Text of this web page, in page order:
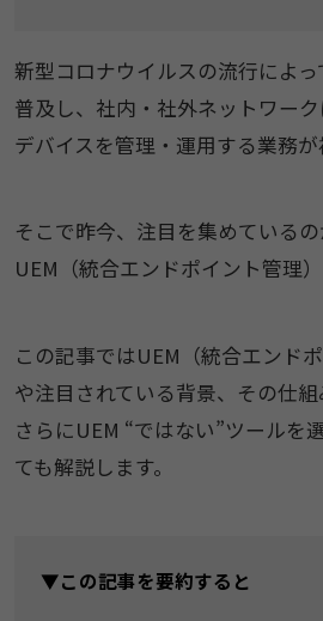
新型コロナウイルスの流行によ
普及し、社内・社外ネットワー
デバイスを管理・運用する業務が
そこで昨今、注目を集めている
UEM（統合エンドポイント管理）
この記事ではUEM（統合エンド
や注目されている背景、その仕組
さらにUEM “ではない”ツールを
ても解説します。
▼この記事を要約すると